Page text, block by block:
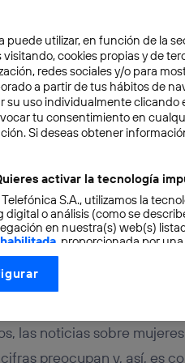
2 min
de
en
las noticias sobre
preocupan y, así, es
puede utilizar, en función de la
visitando, cookies propias y de
redes sociales y/o para
a partir de tus hábitos de
su uso individualmente clicando
tu consentimiento en
Si deseas obtener
activar la tecnología
S.A., utilizamos la
digital o análisis (como se
en nuestra(s) web(s)
, proporcionada por
consentimiento en cada página
Utiq está diseñada con la
tu dirección IP y otra
a la conexión que utilizas (p. ej.,